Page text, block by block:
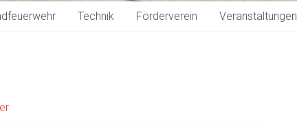
Technik Förderverein Veranstaltungen